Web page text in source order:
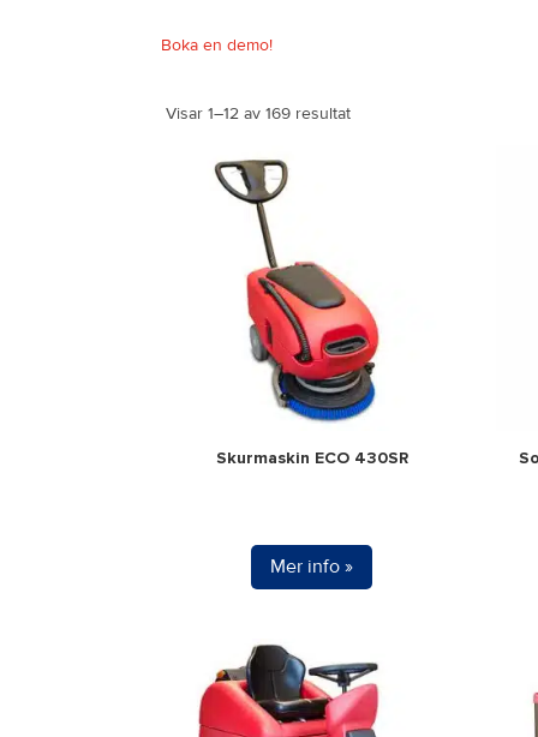
Boka en demo!
Visar 1–12 av 169 resultat
Skurmaskin ECO 430SR
Mer info »